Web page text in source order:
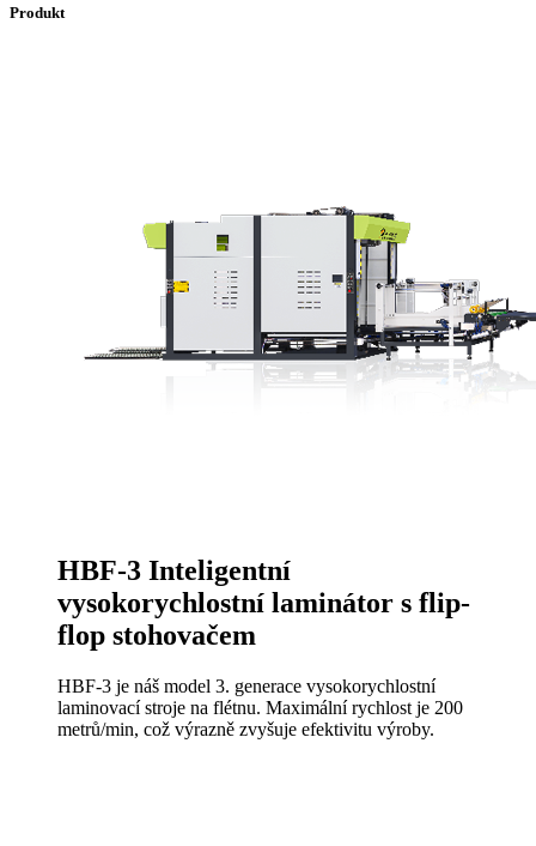
Produkt
HBF-3 Inteligentní
vysokorychlostní laminátor s flip-
flop stohovačem
HBF-3 je náš model 3. generace vysokorychlostní
laminovací stroje na flétnu. Maximální rychlost je 200
metrů/min, což výrazně zvyšuje efektivitu výroby.